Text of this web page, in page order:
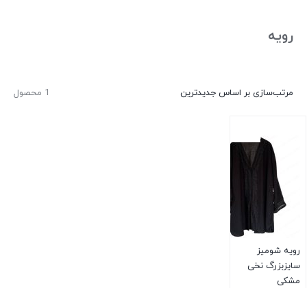
رویه
1 محصول مرتب‌سازی بر اساس جدیدترین
رویه شومیز
سایزبزرگ نخی
مشکی